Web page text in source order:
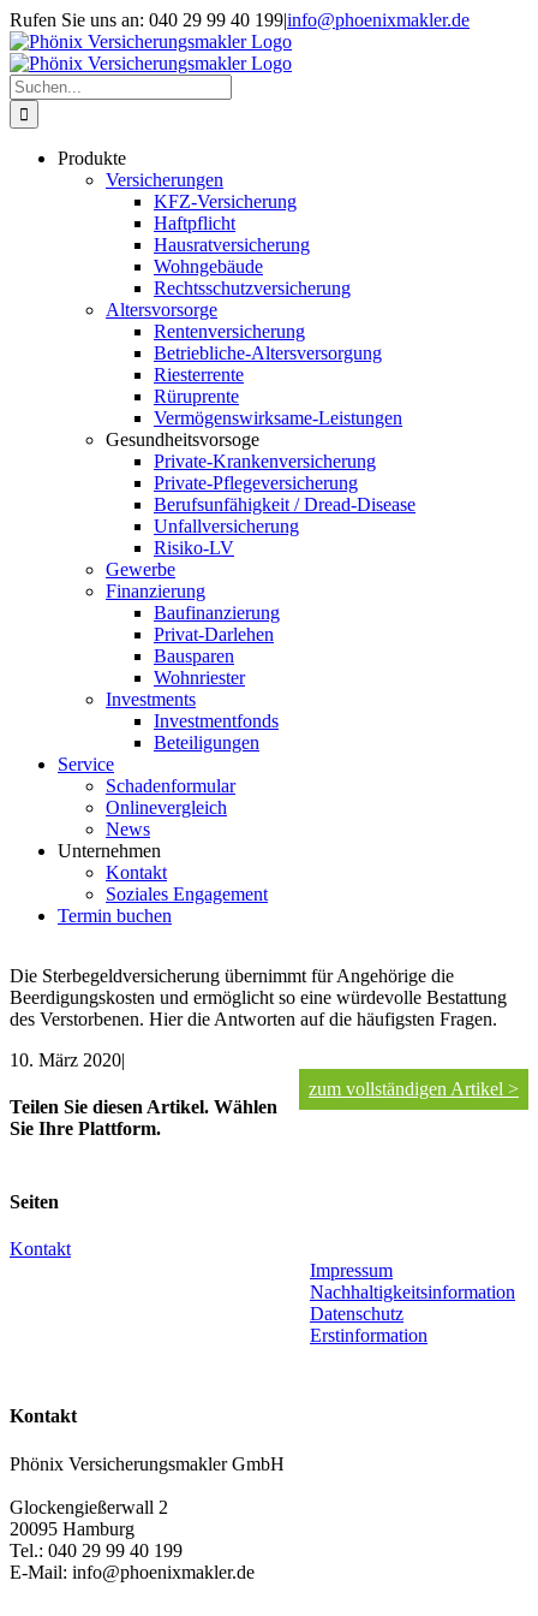
Skip
to
content
Rufen Sie uns an: 040 29 99 40 199|info@phoenixmakler.de
Suche
nach:
Produkte
Versicherungen
KFZ-Versicherung
Haftpflicht
Hausratversicherung
Wohngebäude
Rechtsschutzversicherung
Altersvorsorge
Rentenversicherung
Betriebliche-Altersversorgung
Riesterrente
Rüruprente
Vermögenswirksame-Leistungen
Gesundheitsvorsoge
Private-Krankenversicherung
Private-Pflegeversicherung
Berufsunfähigkeit / Dread-Disease
Unfallversicherung
Risiko-LV
Gewerbe
Finanzierung
Baufinanzierung
Privat-Darlehen
Bausparen
Wohnriester
Investments
Investmentfonds
Beteiligungen
Service
Schadenformular
Onlinevergleich
News
Unternehmen
Kontakt
Soziales Engagement
Termin buchen
Die Sterbegeldversicherung übernimmt für Angehörige die
Beerdigungskosten und ermöglicht so eine würdevolle Bestattung
des Verstorbenen. Hier die Antworten auf die häufigsten Fragen.
zum vollständigen Artikel >
10. März 2020|
Teilen Sie diesen Artikel. Wählen
Sie Ihre Plattform.
Mail
Seiten
Kontakt
Impressum
Nachhaltigkeitsinformation
Datenschutz
Erstinformation
Kontakt
Phönix Versicherungsmakler GmbH
Glockengießerwall 2
20095 Hamburg
Tel.: 040 29 99 40 199
E-Mail: info@phoenixmakler.de